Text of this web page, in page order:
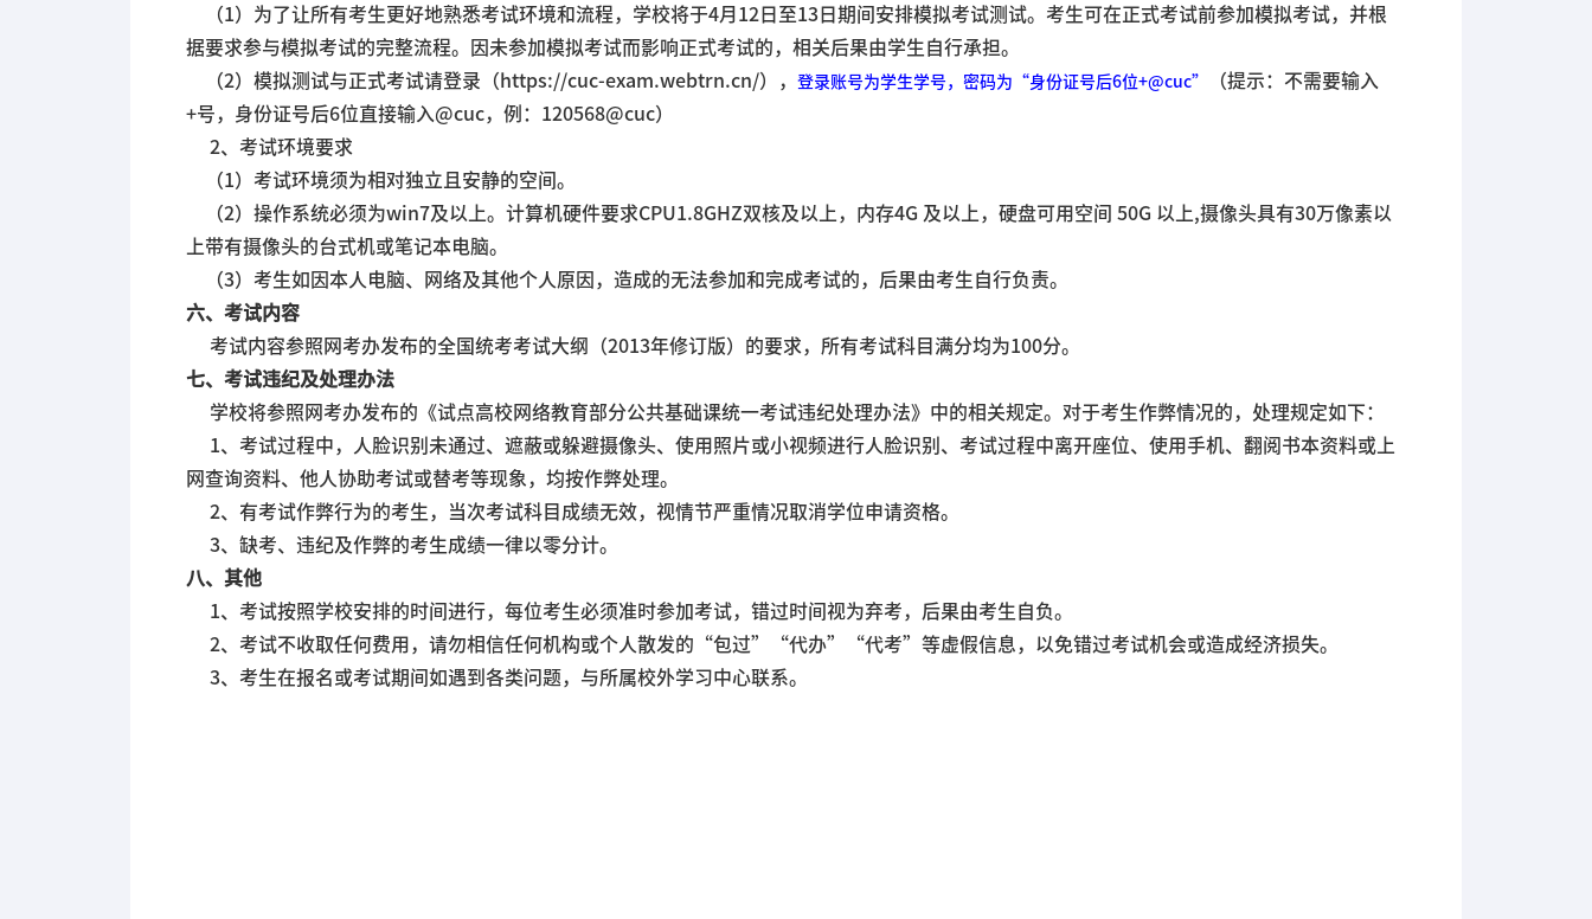
（1）为了让所有考生更好地熟悉考试环境和流程，学校将于4月12日至13日期间安排模拟考试测试。考生可在正式考试前参加模拟考试，并根
据要求参与模拟考试的完整流程。因未参加模拟考试而影响正式考试的，相关后果由学生自行承担。
（2）模拟测试与正式考试请登录（https://cuc-exam.webtrn.cn/），登录账号为学生学号，密码为“身份证号后6位+@cuc”
（提示：不需要输入
+号，身份证号后6位直接输入@cuc，例：120568@cuc）
2、考试环境要求
（1）考试环境须为相对独立且安静的空间。
（2）操作系统必须为win7及以上。计算机硬件要求CPU1.8GHZ双核及以上，内存4G 及以上，硬盘可用空间 50G 以上,摄像头具有30万像素以
上带有摄像头的台式机或笔记本电脑。
（3）考生如因本人电脑、网络及其他个人原因，造成的无法参加和完成考试的，后果由考生自行负责。
六、考试内容
考试内容参照网考办发布的全国统考考试大纲（2013年修订版）的要求，所有考试科目满分均为100分。
七、考试违纪及处理办法
学校将参照网考办发布的《试点高校网络教育部分公共基础课统一考试违纪处理办法》中的相关规定。对于考生作弊情况的，处理规定如下：
1、考试过程中，人脸识别未通过、遮蔽或躲避摄像头、使用照片或小视频进行人脸识别、考试过程中离开座位、使用手机、翻阅书本资料或上
网查询资料、他人协助考试或替考等现象，均按作弊处理。
2、有考试作弊行为的考生，当次考试科目成绩无效，视情节严重情况取消学位申请资格。
3、缺考、违纪及作弊的考生成绩一律以零分计。
八、其他
1、考试按照学校安排的时间进行，每位考生必须准时参加考试，错过时间视为弃考，后果由考生自负。
2、考试不收取任何费用，请勿相信任何机构或个人散发的“包过”“代办”“代考”等虚假信息，以免错过考试机会或造成经济损失。
3、考生在报名或考试期间如遇到各类问题，与所属校外学习中心联系。